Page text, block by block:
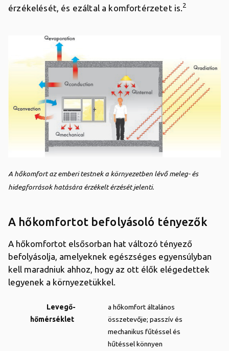
érzékelését, és ezáltal a komfortérzetet is. 2
A hőkomfort az emberi testnek a környezetben lévő meleg- és
hidegforrások hatására érzékelt érzését jelenti.
A hőkomfortot befolyásoló tényezők
A hőkomfortot elsősorban hat változó tényező
befolyásolja, amelyeknek egészséges egyensúlyban
kell maradniuk ahhoz, hogy az ott élők elégedettek
legyenek a környezetükkel.
Levegő-
hőmérséklet
a hőkomfort általános
összetevője; passzív és
mechanikus fűtéssel és
hűtéssel könnyen